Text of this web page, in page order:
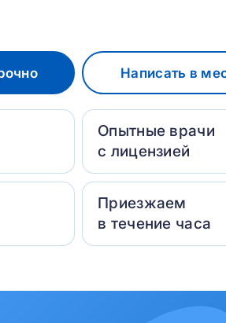
Написать в
Опытные врачи
с лицензией
Приезжаем
в течение часа